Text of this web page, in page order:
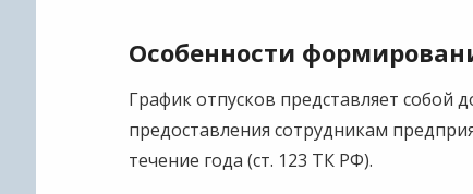
Особенности
График отпусков представляет
предоставления сотрудникам
течение года (ст. 123 ТК РФ).